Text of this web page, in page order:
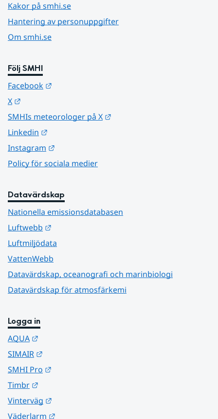
Kakor på smhi.se
Hantering av personuppgifter
Om smhi.se
Följ SMHI
Facebook
X
SMHIs meteorologer på X
Linkedin
Instagram
Policy för sociala medier
Datavärdskap
Nationella emissionsdatabasen
Luftwebb
Luftmiljödata
VattenWebb
Datavärdskap, oceanografi och marinbiologi
Datavärdskap för atmosfärkemi
Logga in
AQUA
SIMAIR
SMHI Pro
Timbr
Vinterväg
Väderlarm